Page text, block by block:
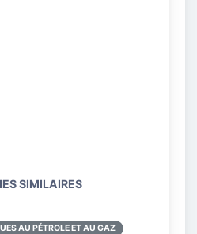
SIMILAIRES
AU PÉTROLE ET AU GAZ